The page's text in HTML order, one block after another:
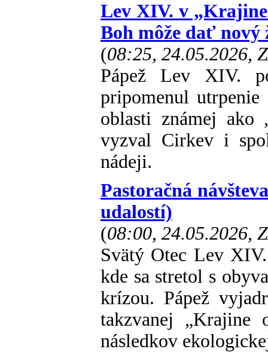
Lev XIV. v
Boh môže dať nový
(08:25, 24.05.2026,
Pápež Lev XIV.
pripomenul utrpenie
oblasti známej ako
vyzval Cirkev i
nádeji.
Pastoračná
udalostí)
(08:00, 24.05.2026,
Svätý Otec Lev
kde sa stretol s
krízou. Pápež
takzvanej „Krajine
následkov